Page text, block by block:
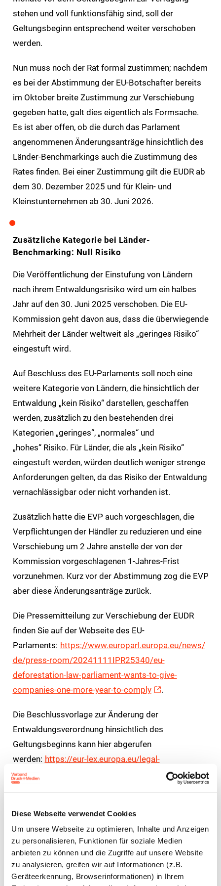
Diese Webseite verwendet Cookies
Um unsere Webseite zu optimieren, Inhalte und Anzeigen
zu personalisieren, Funktionen für soziale Medien
anbieten zu können und die Zugriffe auf unsere Website
zu analysieren, greifen wir auf Informationen (z.B.
Geräteerkennung, Browserinformationen) in Ihrem
stehen und voll funktionsfähig sind, soll der
Geltungsbeginn entsprechend weiter verschoben
werden.
Nun muss noch der Rat formal zustimmen; nachdem
es bei der Abstimmung der EU-Botschafter bereits
im Oktober breite Zustimmung zur Verschiebung
gegeben hatte, galt dies eigentlich als Formsache.
Es ist aber offen, ob die durch das Parlament
angenommenen Änderungsanträge hinsichtlich des
Länder-Benchmarkings auch die Zustimmung des
Rates finden. Bei einer Zustimmung gilt die EUDR ab
dem 30. Dezember 2025 und für Klein- und
Kleinstunternehmen ab 30. Juni 2026.
Zusätzliche Kategorie bei Länder-
Benchmarking: Null Risiko
Die Veröffentlichung der Einstufung von Ländern
nach ihrem Entwaldungsrisiko wird um ein halbes
Jahr auf den 30. Juni 2025 verschoben. Die EU-
Kommission geht davon aus, dass die überwiegende
Mehrheit der Länder weltweit als „geringes Risiko“
eingestuft wird.
Auf Beschluss des EU-Parlaments soll noch eine
weitere Kategorie von Ländern, die hinsichtlich der
Entwaldung „kein Risiko“ darstellen, geschaffen
werden, zusätzlich zu den bestehenden drei
Kategorien „geringes“, „normales“ und
„hohes“ Risiko. Für Länder, die als „kein Risiko“
eingestuft werden, würden deutlich weniger strenge
Anforderungen gelten, da das Risiko der Entwaldung
vernachlässigbar oder nicht vorhanden ist.
Zusätzlich hatte die EVP auch vorgeschlagen, die
Verpflichtungen der Händler zu reduzieren und eine
Verschiebung um 2 Jahre anstelle der von der
Kommission vorgeschlagenen 1-Jahres-Frist
vorzunehmen. Kurz vor der Abstimmung zog die EVP
aber diese Änderungsanträge zurück.
Die Pressemitteilung zur Verschiebung der EUDR
finden Sie auf der Webseite des EU-
Parlaments: https://www.europarl.europa.eu/news/
de/press-room/20241111IPR25340/eu-
deforestation-law-parliament-wants-to-give-
companies-one-more-year-to-comply
.
Die Beschlussvorlage zur Änderung der
Entwaldungsverordnung hinsichtlich des
Geltungsbeginns kann hier abgerufen
werden: https://eur-lex.europa.eu/legal-
content/DE/TXT/?
Die Liste der angenommenen Änderungsanträge ist
hier
einsehbar: https://www.europarl.europa.eu/doceo/d
ocument/TA-10-2024-0031_DE.html